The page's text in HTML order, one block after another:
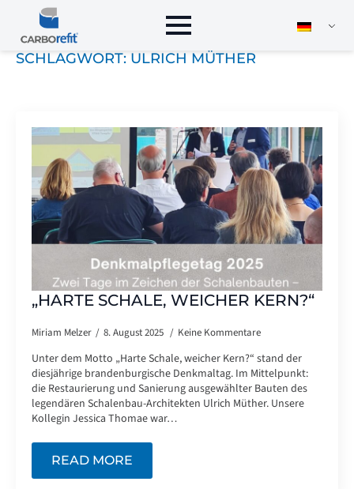
SCHLAGWORT: ULRICH MÜTHER
„HARTE SCHALE, WEICHER KERN?“
Miriam Melzer 8. August 2025 Keine Kommentare
Unter dem Motto „Harte Schale, weicher Kern?“ stand der
diesjährige brandenburgische Denkmaltag. Im Mittelpunkt:
die Restaurierung und Sanierung ausgewählter Bauten des
legendären Schalenbau-Architekten Ulrich Müther. Unsere
Kollegin Jessica Thomae war…
READ MORE